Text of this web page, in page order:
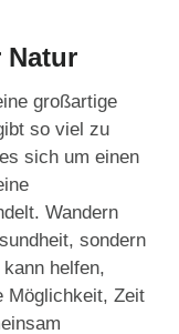
Natur
großartige
so viel zu
sich um einen
Wandern
sondern
helfen,
Möglichkeit, Zeit